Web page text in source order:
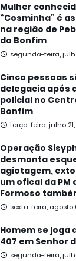
Mulher
“Cosminha” é
na região de
do Bonfim
segunda-feira,
Cinco pessoas
delegacia após
policial no
Bonfim
terça-feira, julho
Operação
desmonta
agiotagem,
um ofical da PM
Formoso
sexta-feira, agosto
Homem se joga
407 em Senhor
segunda-feira,